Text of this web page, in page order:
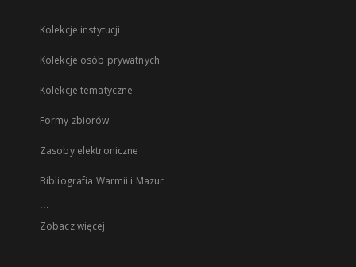
Kolekcje instytucji
Kolekcje osób prywatnych
Kolekcje tematyczne
Formy zbiorów
Zasoby elektroniczne
Bibliografia Warmii i Mazur
...
Zobacz więcej